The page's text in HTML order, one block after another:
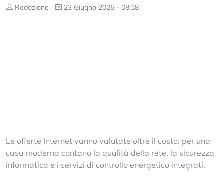
Redazione 23 Giugno 2026 - 08:18
Le offerte Internet vanno valutate oltre il costo: per una
casa moderna contano la qualità della rete, la sicurezza
informatica e i servizi di controllo energetico integrati.